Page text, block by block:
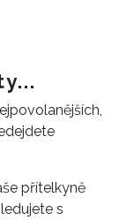
přítelkyně
s